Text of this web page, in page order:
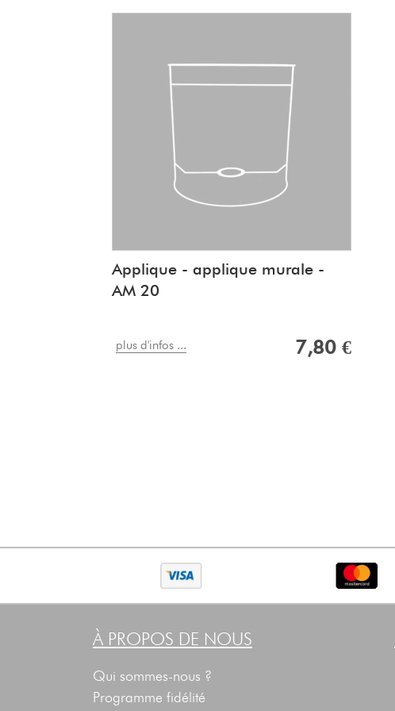
Applique - applique murale -
AM 20
plus d'infos ... 7,80 €
À PROPOS DE NOUS
Qui sommes-nous ?
Programme fidélité